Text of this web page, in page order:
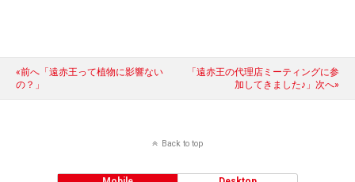
«前へ「遠赤王って植物に影響ない
の？」
「遠赤王の代理店ミーティングに参
加してきました♪」次へ»
Back to top